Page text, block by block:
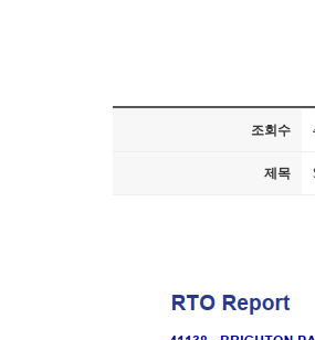
조회수
제목